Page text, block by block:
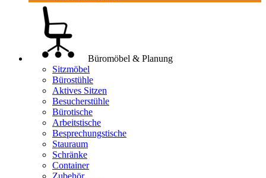
Büromöbel & Planung
Sitzmöbel
Bürostühle
Aktives Sitzen
Besucherstühle
Bürotische
Arbeitstische
Besprechungstische
Stauraum
Schränke
Container